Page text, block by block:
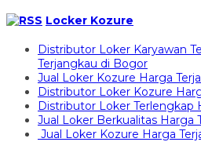
Locker Kozure
Distributor Loker Karyawan
Terjangkau di Bogor
Jual Loker Kozure Harga
Distributor Loker Kozure
Distributor Loker Terlengkap
Jual Loker Berkualitas Harga
Jual Loker Kozure Harga